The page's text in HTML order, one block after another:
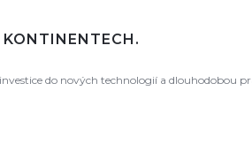
do nových technologií a dlouhodobou